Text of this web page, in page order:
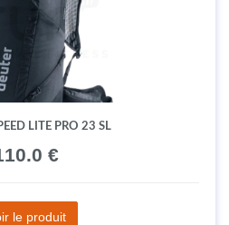
LITE PRO 23 SL
€
le produit